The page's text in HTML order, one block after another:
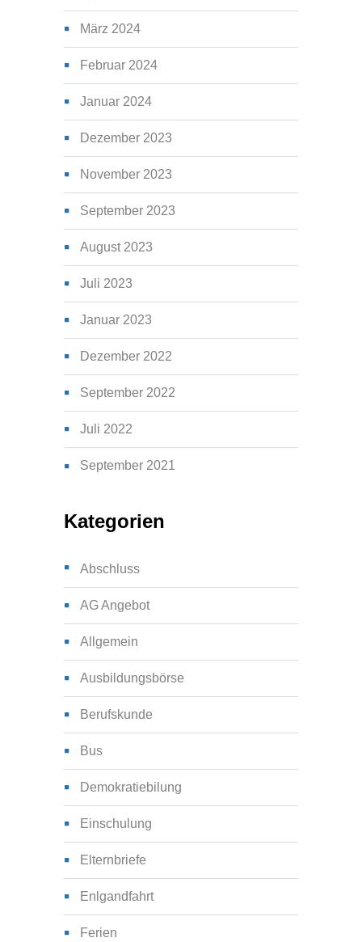
März 2024
Februar 2024
Januar 2024
Dezember 2023
November 2023
September 2023
August 2023
Juli 2023
Januar 2023
Dezember 2022
September 2022
Juli 2022
September 2021
Kategorien
Abschluss
AG Angebot
Allgemein
Ausbildungsbörse
Berufskunde
Bus
Demokratiebilung
Einschulung
Elternbriefe
Enlgandfahrt
Ferien